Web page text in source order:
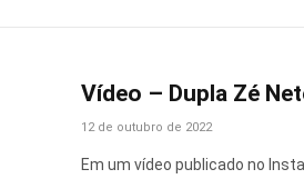
Vídeo – Dupla Zé
12 de outubro de 2022
Em um vídeo publicado no